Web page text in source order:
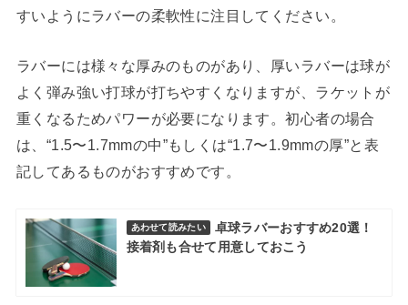
すいようにラバーの柔軟性に注目してください。
ラバーには様々な厚みのものがあり、厚いラバーは球が
よく弾み強い打球が打ちやすくなりますが、ラケットが
重くなるためパワーが必要になります。初心者の場合
は、“1.5〜1.7mmの中”もしくは“1.7〜1.9mmの厚”と表
記してあるものがおすすめです。
あわせて読みたい
卓球ラバーおすすめ20選！
接着剤も合せて用意しておこう